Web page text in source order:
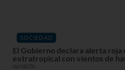
SOCIEDAD
El Gobierno declara alerta roja
extratropical con vientos de
06/08/26